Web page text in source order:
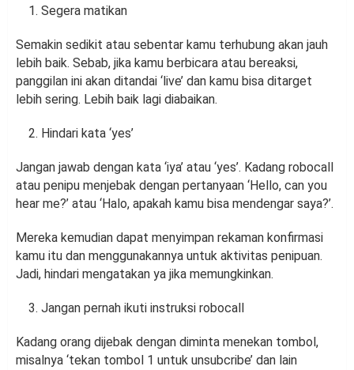
Segera matikan
Semakin sedikit atau sebentar kamu terhubung akan jauh
lebih baik. Sebab, jika kamu berbicara atau bereaksi,
panggilan ini akan ditandai ‘live’ dan kamu bisa ditarget
lebih sering. Lebih baik lagi diabaikan.
Hindari kata ‘yes’
Jangan jawab dengan kata ‘iya’ atau ‘yes’. Kadang robocall
atau penipu menjebak dengan pertanyaan ‘Hello, can you
hear me?’ atau ‘Halo, apakah kamu bisa mendengar saya?’.
Mereka kemudian dapat menyimpan rekaman konfirmasi
kamu itu dan menggunakannya untuk aktivitas penipuan.
Jadi, hindari mengatakan ya jika memungkinkan.
Jangan pernah ikuti instruksi robocall
Kadang orang dijebak dengan diminta menekan tombol,
misalnya ‘tekan tombol 1 untuk unsubcribe’ dan lain